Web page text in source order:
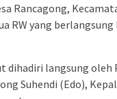
Rancagong,
RW yang
langsung oleh
Suhendi (Edo),